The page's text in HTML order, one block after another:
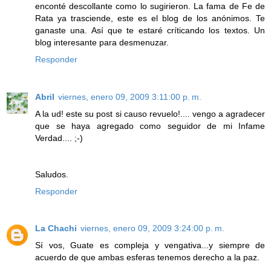
enconté descollante como lo sugirieron. La fama de Fe de
Rata ya trasciende, este es el blog de los anónimos. Te
ganaste una. Así que te estaré críticando los textos. Un
blog interesante para desmenuzar.
Responder
Abril viernes, enero 09, 2009 3:11:00 p. m.
A la ud! este su post si causo revuelo!.... vengo a agradecer
que se haya agregado como seguidor de mi Infame
Verdad.... ;-)
Saludos.
Responder
La Chachi viernes, enero 09, 2009 3:24:00 p. m.
Sí vos, Guate es compleja y vengativa...y siempre de
acuerdo de que ambas esferas tenemos derecho a la paz.